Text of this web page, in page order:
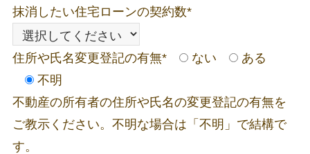
抹消したい住宅ローンの契約数*
住所や氏名変更登記の有無* ない
ある
不明
不動産の所有者の住所や氏名の変更登記の有無を
ご教示ください。不明な場合は「不明」で結構で
す。